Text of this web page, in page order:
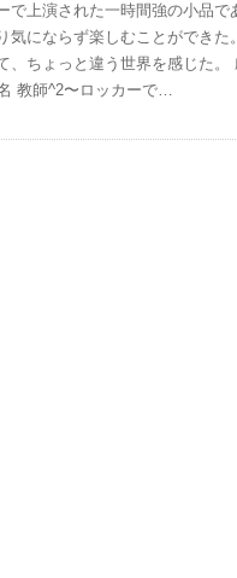
で上演された一時間強の小品で
気にならず楽しむことができた
、ちょっと違う世界を感じた。
教師^2〜ロッカーで…